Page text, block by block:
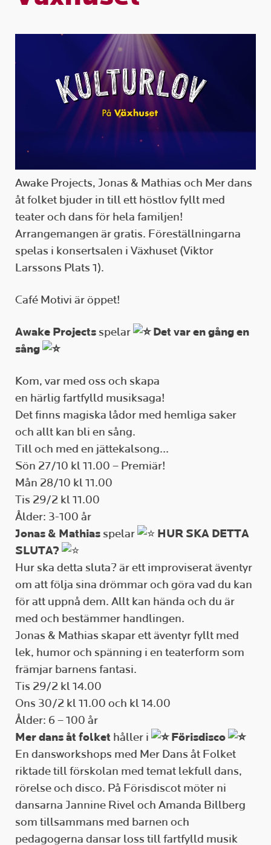
Awake Projects, Jonas & Mathias och Mer dans
åt folket bjuder in till ett höstlov fyllt med
teater och dans för hela familjen!
Arrangemangen är gratis. Föreställningarna
spelas i konsertsalen i Växhuset (Viktor
Larssons Plats 1).
Café Motivi är öppet!
Awake Projectsspelar
Det var en gång en
sång
Kom, var med oss och skapa
en härlig fartfylld musiksaga!
Det finns magiska lådor med hemliga saker
och allt kan bli en sång.
Till och med en jättekalsong…
Sön 27/10 kl 11.00 – Premiär!
Mån 28/10 kl 11.00
Tis 29/2 kl 11.00
Ålder: 3-100 år
Jonas & Mathiasspelar
HUR SKA DETTA
SLUTA?
Hur ska detta sluta? är ett improviserat äventyr
om att följa sina drömmar och göra vad du kan
för att uppnå dem. Allt kan hända och du är
med och bestämmer handlingen.
Jonas & Mathias skapar ett äventyr fyllt med
lek, humor och spänning i en teaterform som
främjar barnens fantasi.
Tis 29/2 kl 14.00
Ons 30/2 kl 11.00 och kl 14.00
Ålder: 6 – 100 år
Mer dans åt folket håller i
Förisdisco
En dansworkshops med Mer Dans åt Folket
riktade till förskolan med temat lekfull dans,
rörelse och disco. På Förisdiscot möter ni
dansarna Jannine Rivel och Amanda Billberg
som tillsammans med barnen och
pedagogerna dansar loss till fartfylld musik